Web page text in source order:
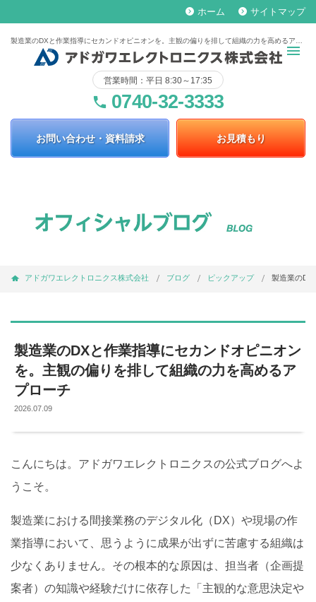
keyboard_arrow_right ホーム keyboard_arrow_right サイトマップ
営業時間：平日 8:30～17:35
phone 0740-32-3333
お問い合わせ・資料請求 お見積もり
アドガワエレクトロニクス株式会社 ブログ ピックアップ 製造業のDX
製造業のDXと作業指導にセカンドオピニオン
を。主観の偏りを排して組織の力を高めるア
プローチ
2026.07.09
こんにちは。アドガワエレクトロニクスの公式ブログへよ
うこそ。
製造業における間接業務のデジタル化（DX）や現場の作
業指導において、思うように成果が出ずに苦慮する組織は
少なくありません。その根本的な原因は、担当者（企画提
案者）の知識や経験だけに依存した「主観的な意思決定や